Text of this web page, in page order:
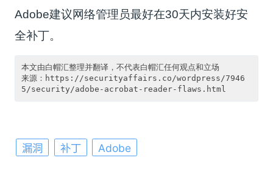
Adobe建议网络管理员最好在30天内安装好安
全补丁。
本文由白帽汇整理并翻译，不代表白帽汇任何观点和立场
来源：https://securityaffairs.co/wordpress/7946
漏洞 补丁 Adobe